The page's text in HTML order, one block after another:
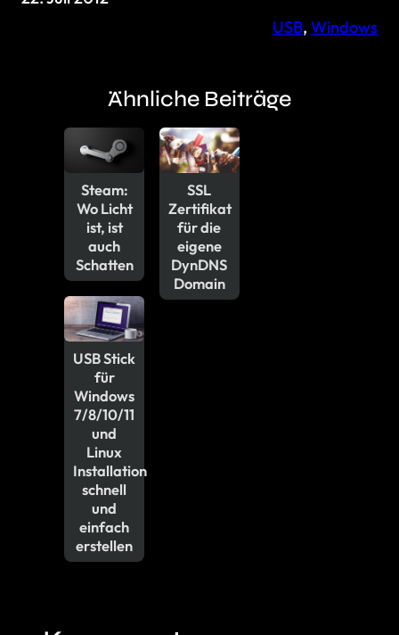
USB, Windows
Ähnliche Beiträge
Steam:
Wo Licht
ist, ist
auch
Schatten
USB Stick
für
Windows
7/8/10/11
und
Linux
Installation
schnell
und
einfach
erstellen
SSL
Zertifikat
für die
eigene
DynDNS
Domain